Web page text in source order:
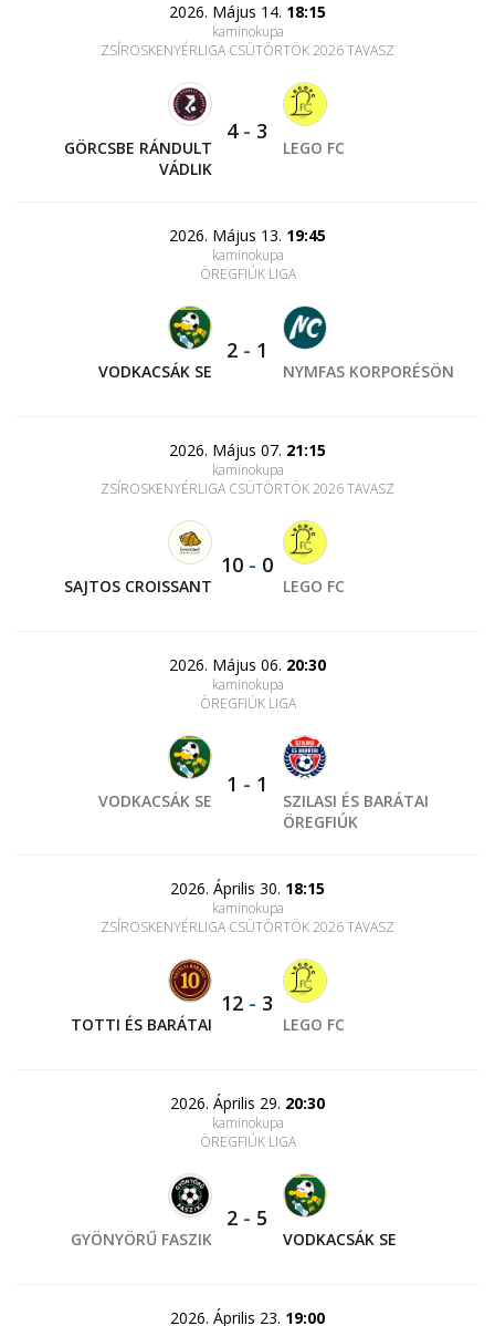
2026. Május 14. 18:15
kaminokupa
ZSÍROSKENYÉRLIGA CSÜTÖRTÖK 2026 TAVASZ
GÖRCSBE RÁNDULT
VÁDLIK
4- 3
LEGO FC
2026. Május 13. 19:45
kaminokupa
ÖREGFIÚK LIGA
VODKACSÁK SE
2 - 1
NYMFAS KORPORÉSÖN
2026. Május 07. 21:15
kaminokupa
ZSÍROSKENYÉRLIGA CSÜTÖRTÖK 2026 TAVASZ
SAJTOS CROISSANT
10 - 0
LEGO FC
2026. Május 06. 20:30
kaminokupa
ÖREGFIÚK LIGA
VODKACSÁK SE
1 - 1
SZILASI ÉS BARÁTAI
ÖREGFIÚK
2026. Április 30. 18:15
kaminokupa
ZSÍROSKENYÉRLIGA CSÜTÖRTÖK 2026 TAVASZ
TOTTI ÉS BARÁTAI
12 - 3
LEGO FC
2026. Április 29. 20:30
kaminokupa
ÖREGFIÚK LIGA
GYÖNYÖRŰ FASZIK
2 - 5
VODKACSÁK SE
2026. Április 23. 19:00